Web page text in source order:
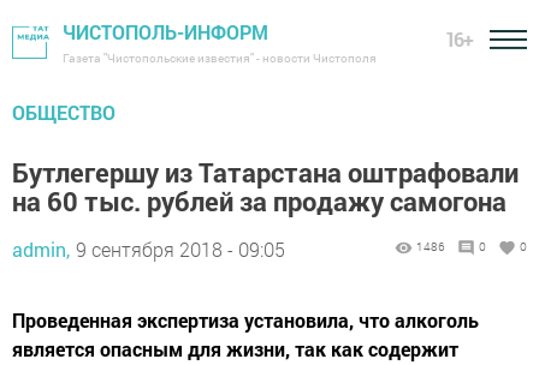
ЧИСТОПОЛЬ-ИНФОРМ
Газета "Чистопольские известия" - новости Чистополя
16+
ОБЩЕСТВО
Бутлегершу из Татарстана оштрафовали
на 60 тыс. рублей за продажу самогона
admin, 9 сентября 2018 - 09:05 1486 0 0
Проведенная экспертиза установила, что алкоголь
является опасным для жизни, так как содержит